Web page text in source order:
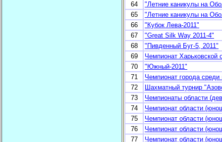
64
"Летние каникулы на
65
"Летние каникулы на
66
"Кубок Лева-2011"
67
"Great Silk Way 2011-4"
68
"Пивденный Буг-5, 2011"
69
Чемпионат Харьковской
70
"Южный-2011"
71
Чемпионат города
72
Шахматный турнир
73
Чемпионаты области
74
Чемпионат области
75
Чемпионат области
76
Чемпионат области
77
Чемпионат области